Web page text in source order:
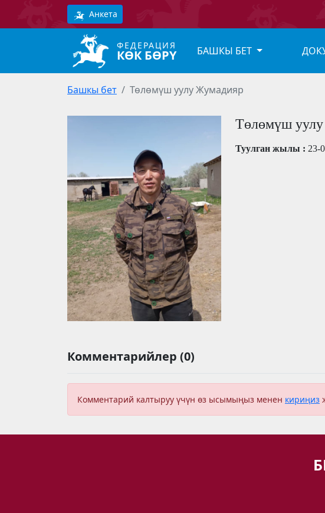
Анкета
ФЕДЕРАЦИЯ
КӨК БӨРҮ БАШКЫ БЕТ
Башкы бет Төлөмүш уулу Жумадияр
Төлөмүш
Туулган жылы : 23-
Комментарийлер (0)
Комментарий калтыруу үчүн өз ысымыңыз менен кириңиз